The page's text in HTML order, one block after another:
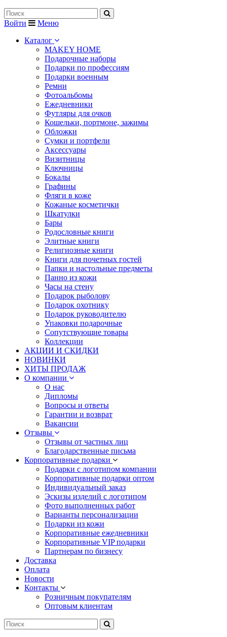
Войти
Меню
Каталог
MAKEY HOME
Подарочные наборы
Подарки по профессиям
Подарки военным
Ремни
Фотоальбомы
Ежедневники
Футляры для очков
Кошельки, портмоне, зажимы
Обложки
Сумки и портфели
Аксессуары
Визитницы
Ключницы
Бокалы
Графины
Фляги в коже
Кожаные косметички
Шкатулки
Бары
Родословные книги
Элитные книги
Религиозные книги
Книги для почетных гостей
Папки и настольные предметы
Панно из кожи
Часы на стену
Подарок рыболову
Подарок охотнику
Подарок руководителю
Упаковки подарочные
Сопутствующие товары
Коллекции
АКЦИИ И СКИДКИ
НОВИНКИ
ХИТЫ ПРОДАЖ
О компании
О нас
Дипломы
Вопросы и ответы
Гарантии и возврат
Вакансии
Отзывы
Отзывы от частных лиц
Благодарственные письма
Корпоративные подарки
Подарки с логотипом компании
Корпоративные подарки оптом
Индивидуальный заказ
Эскизы изделий с логотипом
Фото выполненных работ
Варианты персонализации
Подарки из кожи
Корпоративные ежедневники
Корпоративные VIP подарки
Партнерам по бизнесу
Доставка
Оплата
Новости
Контакты
Розничным покупателям
Оптовым клиентам